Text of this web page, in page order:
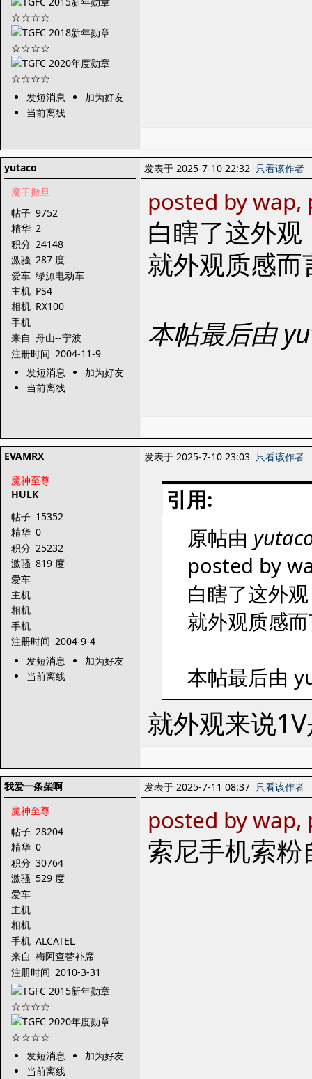
发短消息
加为好友
当前离线
yutaco
魔王撒旦
帖子 9752
精华 2
积分 24148
激骚 287 度
爱车 绿源电动车
主机 PS4
相机 RX100
手机
来自 舟山--宁波
注册时间 2004-11-9
发短消息
加为好友
当前离线
发表于 2025-7-10 22:32 只看该作者
posted by
白瞎了这外观
就外观质感
本帖最后由
EVAMRX
魔神至尊
HULK
帖子 15352
精华 0
积分 25232
激骚 819 度
爱车
主机
相机
手机
注册时间 2004-9-4
发短消息
加为好友
当前离线
发表于 2025-7-10 23:03 只看该作者
引用:
原帖由
posted by
白瞎了这外观
就外观质感
本帖最后由
就外观来说
我爱一条柴啊
魔神至尊
帖子 28204
精华 0
积分 30764
激骚 529 度
爱车
主机
相机
手机 ALCATEL
来自 梅阿查替补席
注册时间 2010-3-31
发短消息
加为好友
当前离线
发表于 2025-7-11 08:37 只看该作者
posted by
索尼手机索